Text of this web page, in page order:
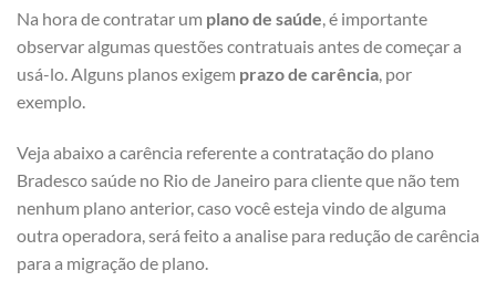
Na hora de contratar um plano de saúde, é importante
observar algumas questões contratuais antes de começar a
usá-lo. Alguns planos exigem prazo de carência, por
exemplo.
Veja abaixo a carência referente a contratação do plano
Bradesco saúde no Rio de Janeiro para cliente que não tem
nenhum plano anterior, caso você esteja vindo de alguma
outra operadora, será feito a analise para redução de carência
para a migração de plano.